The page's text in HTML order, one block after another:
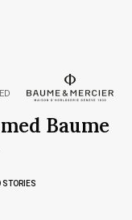
Baume
STORIES